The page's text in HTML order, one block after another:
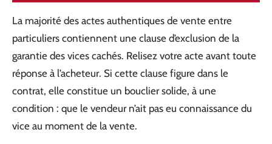
La majorité des actes authentiques de vente entre
particuliers contiennent une clause d’exclusion de la
garantie des vices cachés. Relisez votre acte avant toute
réponse à l’acheteur. Si cette clause figure dans le
contrat, elle constitue un bouclier solide, à une
condition : que le vendeur n’ait pas eu connaissance du
vice au moment de la vente.